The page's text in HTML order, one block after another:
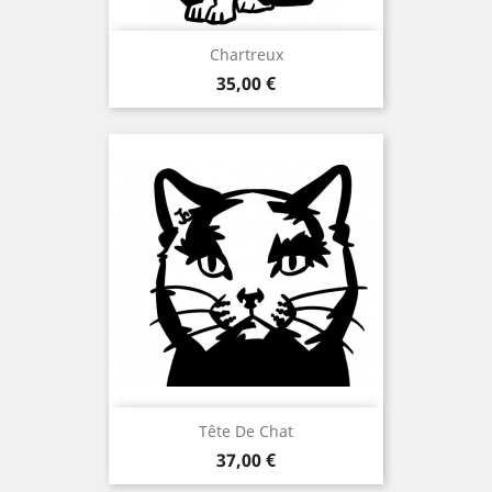
Chartreux
Prix
35,00 €
Tête De Chat
Prix
37,00 €